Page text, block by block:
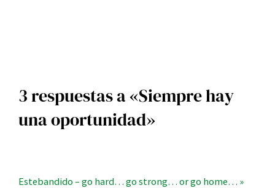
3 respuestas a «Siempre hay
una oportunidad»
Estebandido – go hard… go strong… or go home… »